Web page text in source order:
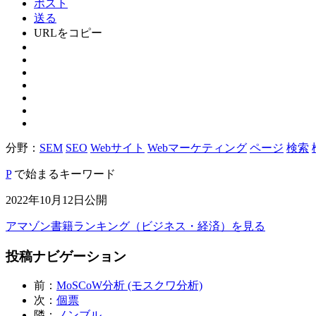
ポスト
送る
URLをコピー
分野： SEM SEO Webサイト Webマーケティング ページ 検索
Pで始まるキーワード
2022年10月12日公開
アマゾン書籍ランキング（ビジネス・経済）を見る
投稿ナビゲーション
前： MoSCoW分析 (モスクワ分析)
次： 個票